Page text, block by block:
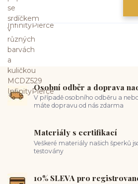
Osobní odběr a doprava
V případě osobního odběru a
máte dopravu od nás zdarma
Materiály s certifikací
Veškeré materiály našich šperků
testovány
10% SLEVA pro